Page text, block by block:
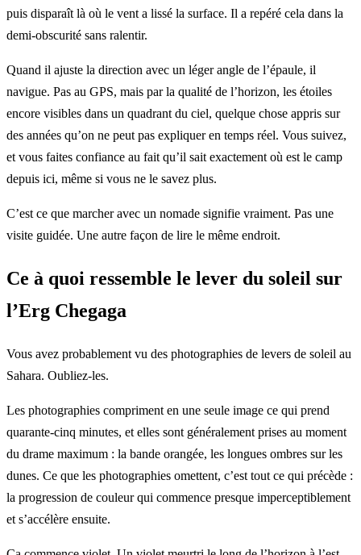
puis disparaît là où le vent a lissé la surface. Il a repéré cela dans la
demi-obscurité sans ralentir.
Quand il ajuste la direction avec un léger angle de l’épaule, il
navigue. Pas au GPS, mais par la qualité de l’horizon, les étoiles
encore visibles dans un quadrant du ciel, quelque chose appris sur
des années qu’on ne peut pas expliquer en temps réel. Vous suivez,
et vous faites confiance au fait qu’il sait exactement où est le camp
depuis ici, même si vous ne le savez plus.
C’est ce que marcher avec un nomade signifie vraiment. Pas une
visite guidée. Une autre façon de lire le même endroit.
Ce à quoi ressemble le lever du soleil sur
l’Erg Chegaga
Vous avez probablement vu des photographies de levers de soleil au
Sahara. Oubliez-les.
Les photographies compriment en une seule image ce qui prend
quarante-cinq minutes, et elles sont généralement prises au moment
du drame maximum : la bande orangée, les longues ombres sur les
dunes. Ce que les photographies omettent, c’est tout ce qui précède :
la progression de couleur qui commence presque imperceptiblement
et s’accélère ensuite.